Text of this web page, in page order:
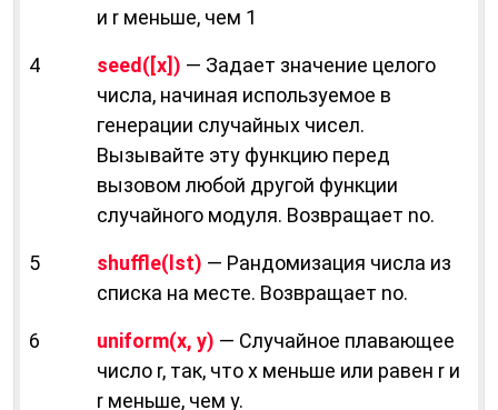
и r меньше, чем 1
4 seed([х]) — Задает значение целого
числа, начиная используемое в
генерации случайных чисел.
Вызывайте эту функцию перед
вызовом любой другой функции
случайного модуля. Возвращает no.
5 shuffle(lst) — Рандомизация числа из
списка на месте. Возвращает no.
6 uniform(х, у) — Случайное плавающее
число r, так, что х меньше или равен r и
r меньше, чем у.